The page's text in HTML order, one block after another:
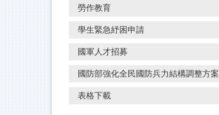
勞作教育
學生緊急紓困申請
國軍人才招募
國防部強化全民國防兵力結構調整方案
表格下載